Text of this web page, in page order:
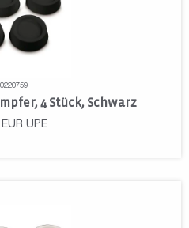
4 Stück, Schwarz
EUR UPE